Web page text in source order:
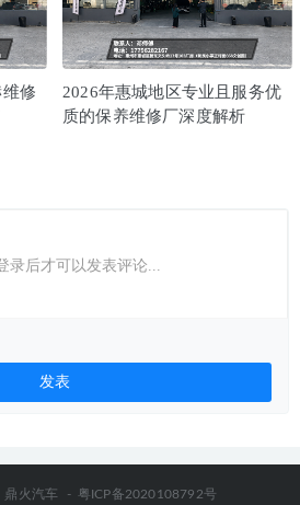
修
2026年惠城地区专业且服务优
质的保养维修厂深度解析
录后才可以发表评论...
鼎火汽车 - 粤ICP备2020108792号